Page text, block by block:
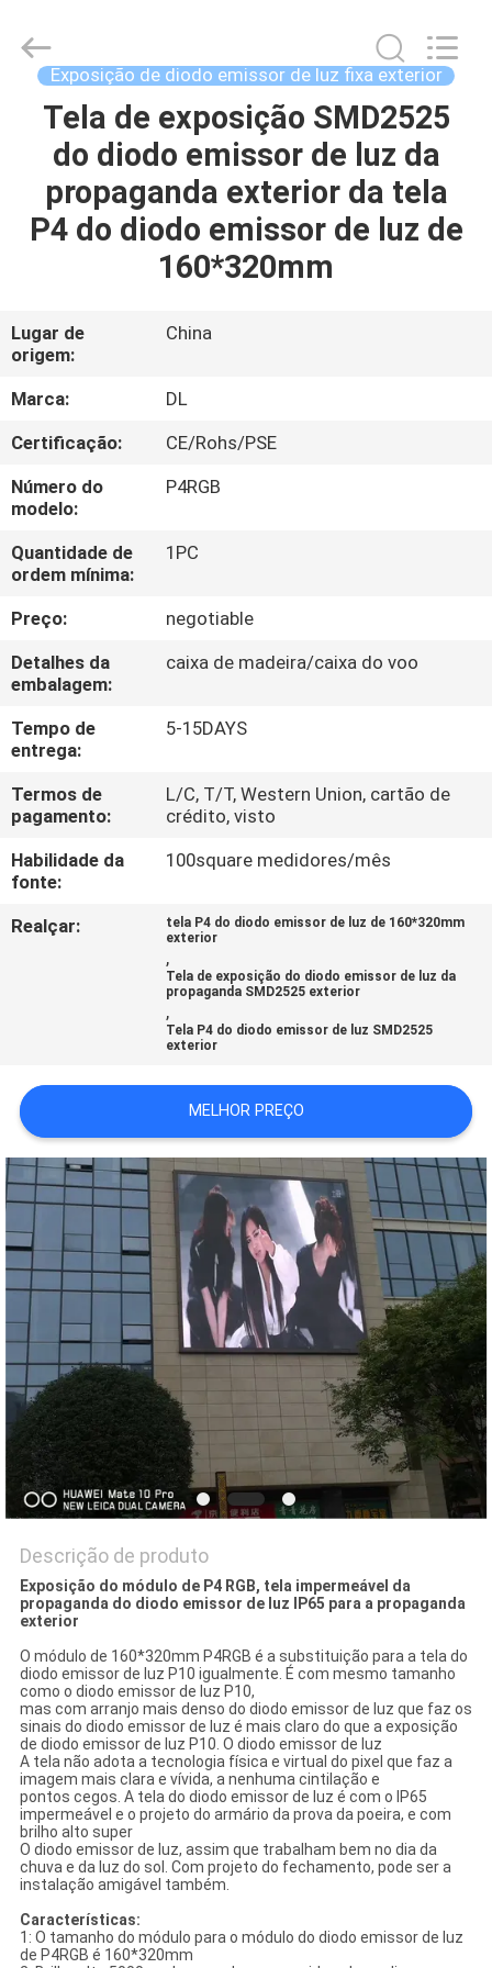
CASA
PRODUTOS
RV
SOBRE
NÓS
EXCURSÃO
DA
FÁBRICA
CONTROLE
DA
QUALIDADE
CONTACTE-
NOS
MAPA
DO
SITE
PRIVACY
POLICY
2026
Display
Exposição de diodo emissor de luz fixa exterior
Tela de exposição SMD2525
do diodo emissor de luz da
propaganda exterior da tela
P4 do diodo emissor de luz de
160*320mm
Lugar de
origem:
China
Marca:
DL
Certificação:
CE/Rohs/PSE
Número do
modelo:
P4RGB
Quantidade de
ordem mínima:
1PC
Preço:
negotiable
Detalhes da
embalagem:
caixa de madeira/caixa do voo
Tempo de
entrega:
5-15DAYS
Termos de
pagamento:
L/C, T/T, Western Union, cartão de
crédito, visto
Habilidade da
fonte:
100square medidores/mês
Realçar:
tela P4 do diodo emissor de luz de 160*320mm
exterior
,
Tela de exposição do diodo emissor de luz da
propaganda SMD2525 exterior
,
Tela P4 do diodo emissor de luz SMD2525
exterior
MELHOR PREÇO
Descrição de produto
Exposição do módulo de P4 RGB, tela impermeável da
propaganda do diodo emissor de luz IP65 para a propaganda
exterior
O módulo de 160*320mm P4RGB é a substituição para a tela do
diodo emissor de luz P10 igualmente. É com mesmo tamanho
como o diodo emissor de luz P10,
mas com arranjo mais denso do diodo emissor de luz que faz os
sinais do diodo emissor de luz é mais claro do que a exposição
de diodo emissor de luz P10. O diodo emissor de luz
A tela não adota a tecnologia física e virtual do pixel que faz a
imagem mais clara e vívida, a nenhuma cintilação e
pontos cegos. A tela do diodo emissor de luz é com o IP65
impermeável e o projeto do armário da prova da poeira, e com
brilho alto super
O diodo emissor de luz, assim que trabalham bem no dia da
chuva e da luz do sol. Com projeto do fechamento, pode ser a
instalação amigável também.
Características:
1: O tamanho do módulo para o módulo do diodo emissor de luz
de P4RGB é 160*320mm